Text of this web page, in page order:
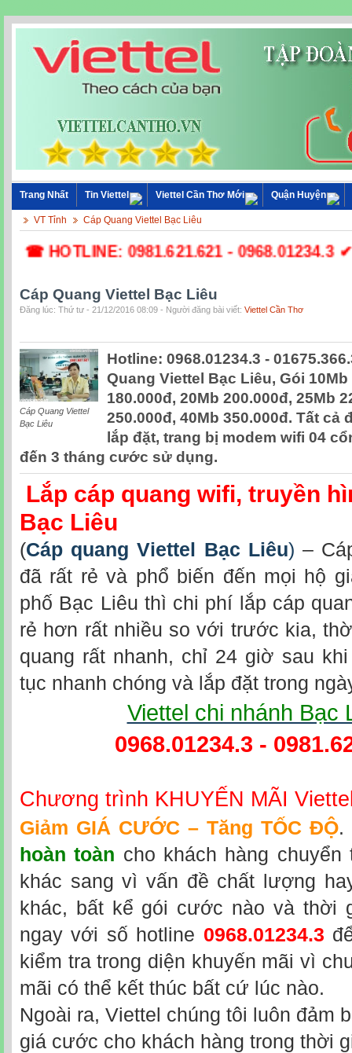
Trang Nhất Tin Viettel Viettel Cần Thơ Mới Quận Huyện
VT Tỉnh Cáp Quang Viettel Bạc Liêu
☎ HOTLINE: 0981.621.621 - 0968.01234.3
Cáp Quang Viettel Bạc Liêu
Đăng lúc: Thứ tư - 21/12/2016 08:09 - Người đăng bài viết: Viettel Cần Thơ
Cáp Quang Viettel
Bạc Liêu
Hotline: 0968.01234.3 -
Quang Viettel Bạc Liêu, Gói 10Mb
180.000đ, 20Mb 200.000đ, 25Mb
250.000đ, 40Mb 350.000đ. Tất
lắp đặt, trang bị modem wifi 04
đến 3 tháng cước sử dụng.
Lắp cáp quang wifi, truyền
Bạc Liêu
(Cáp quang Viettel Bạc Liêu) –
đã rất rẻ và phổ biến đến mọi hộ
phố Bạc Liêu thì chi phí lắp cáp
rẻ hơn rất nhiều so với trước kia,
quang rất nhanh, chỉ 24 giờ sau
tục nhanh chóng và lắp đặt trong
Viettel chi nhánh Bạc
0968.01234.3 -
Chương trình KHUYẾN MÃI
Giảm GIÁ CƯỚC – Tăng TỐC ĐỘ.
hoàn toàn cho khách hàng
khác sang vì vấn đề chất lượng
khác, bất kể gói cước nào và thời
ngay với số hotline 0968.01234.3
kiểm tra trong diện khuyến mãi vì
mãi có thể kết thúc bất cứ lúc nào.
Ngoài ra, Viettel chúng tôi luôn đảm
giá cước cho khách hàng trong thời